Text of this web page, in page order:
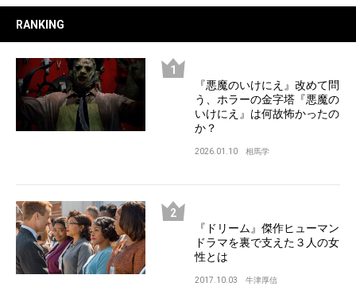
RANKING
『悪魔のいけにえ』改めて問
う、ホラーの金字塔『悪魔の
いけにえ』は何故怖かったの
か？
2026.01.10 相馬学
『ドリーム』傑作ヒューマン
ドラマを裏で支えた３人の女
性とは
2017.10.03 牛津厚信